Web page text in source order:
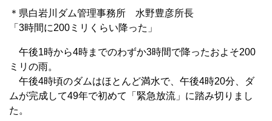
＊県白岩川ダム管理事務所 水野豊彦所長
「3時間に200ミリくらい降った」
午後1時から4時までのわずか3時間で降ったおよそ200
ミリの雨。
午後4時頃のダムはほとんど満水で、午後4時20分、ダ
ムが完成して49年で初めて「緊急放流」に踏み切りまし
た。